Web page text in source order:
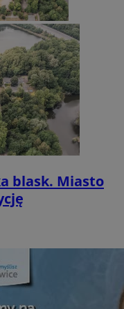
blask. Miasto